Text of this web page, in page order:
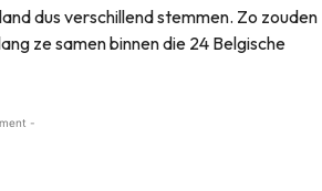
dus verschillend stemmen. Zo zouden
ze samen binnen die 24 Belgische
-